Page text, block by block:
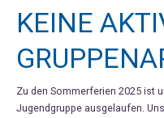
KEINE
Zu den Sommerferien 2025 ist
Jugendgruppe ausgelaufen.